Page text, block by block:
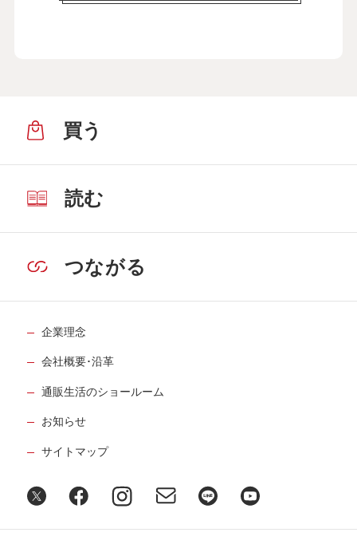
買う
読む
つながる
企業理念
会社概要･沿革
通販生活のショールーム
お知らせ
サイトマップ